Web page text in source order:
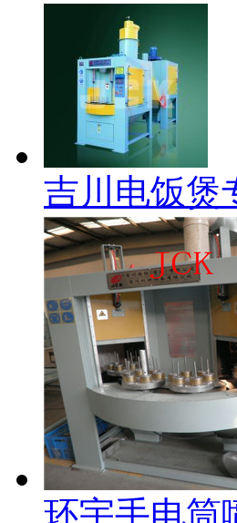
吉川电饭煲
环宇手电筒